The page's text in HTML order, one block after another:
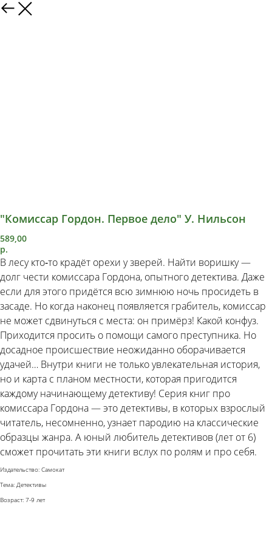
"Комиссар Гордон. Первое дело" У. Нильсон
589,00
р.
В лесу кто‑то крадёт орехи у зверей. Найти воришку —
долг чести комиссара Гордона, опытного детектива. Даже
если для этого придётся всю зимнюю ночь просидеть в
засаде. Но когда наконец появляется грабитель, комиссар
не может сдвинуться с места: он примёрз! Какой конфуз.
Приходится просить о помощи самого преступника. Но
досадное происшествие неожиданно оборачивается
удачей… Внутри книги не только увлекательная история,
но и карта с планом местности, которая пригодится
каждому начинающему детективу! Серия книг про
комиссара Гордона — это детективы, в которых взрослый
читатель, несомненно, узнает пародию на классические
образцы жанра. А юный любитель детективов (лет от 6)
сможет прочитать эти книги вслух по ролям и про себя.
Издательство: Самокат
Тема: Детективы
Возраст: 7-9 лет